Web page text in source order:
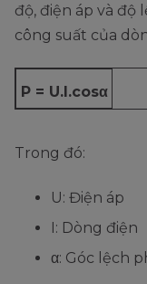
độ, điện áp và độ
công suất của
P = U.I.cosα
Trong đó:
U: Điện áp
I: Dòng điện
α: Góc lệch